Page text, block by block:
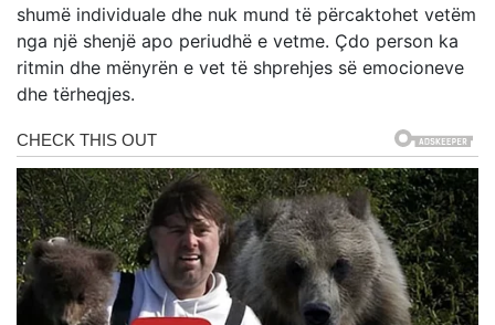
shumë individuale dhe nuk mund të përcaktohet vetëm
nga një shenjë apo periudhë e vetme. Çdo person ka
ritmin dhe mënyrën e vet të shprehjes së emocioneve
dhe tërheqjes.